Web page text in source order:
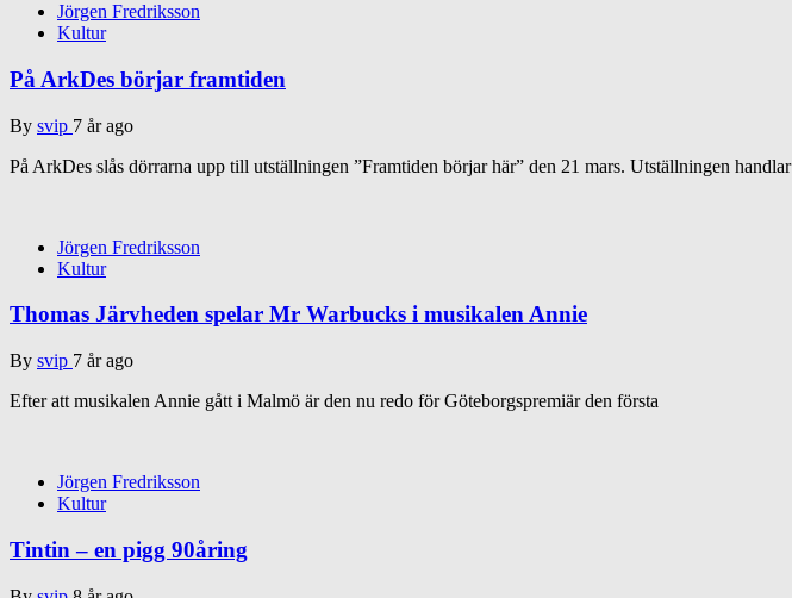
Jörgen Fredriksson
Kultur
På ArkDes börjar framtiden
By svip 7 år ago
På ArkDes slås dörrarna upp till utställningen ”Framtiden börjar här” den 21 mars. Utställningen handlar
Jörgen Fredriksson
Kultur
Thomas Järvheden spelar Mr Warbucks i musikalen Annie
By svip 7 år ago
Efter att musikalen Annie gått i Malmö är den nu redo för Göteborgspremiär den första
Jörgen Fredriksson
Kultur
Tintin – en pigg 90åring